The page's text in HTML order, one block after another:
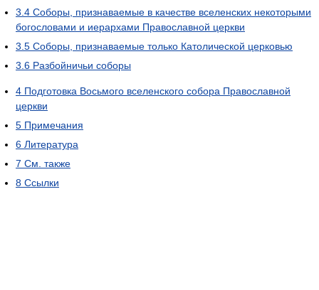
3.4 Соборы, признаваемые в качестве вселенских некоторыми
богословами и иерархами Православной церкви
3.5 Соборы, признаваемые только Католической церковью
3.6 Разбойничьи соборы
4 Подготовка Восьмого вселенского собора Православной
церкви
5 Примечания
6 Литература
7 См. также
8 Ссылки